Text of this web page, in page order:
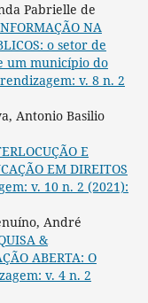
Pabrielle de
NA
o setor de
um município do
v. 8 n. 2
Antonio Basilio
E
EM DIREITOS
v. 10 n. 2 (2021):
André
&
ABERTA: O
v. 4 n. 2